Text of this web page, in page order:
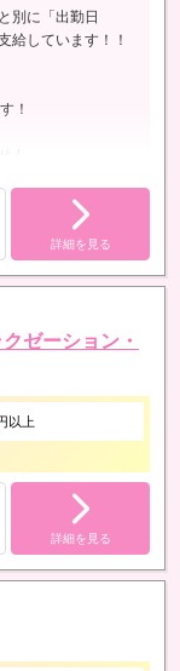
別に「出勤日
給しています！！
！
。
詳細を見る
ゼーション・
以上
詳細を見る